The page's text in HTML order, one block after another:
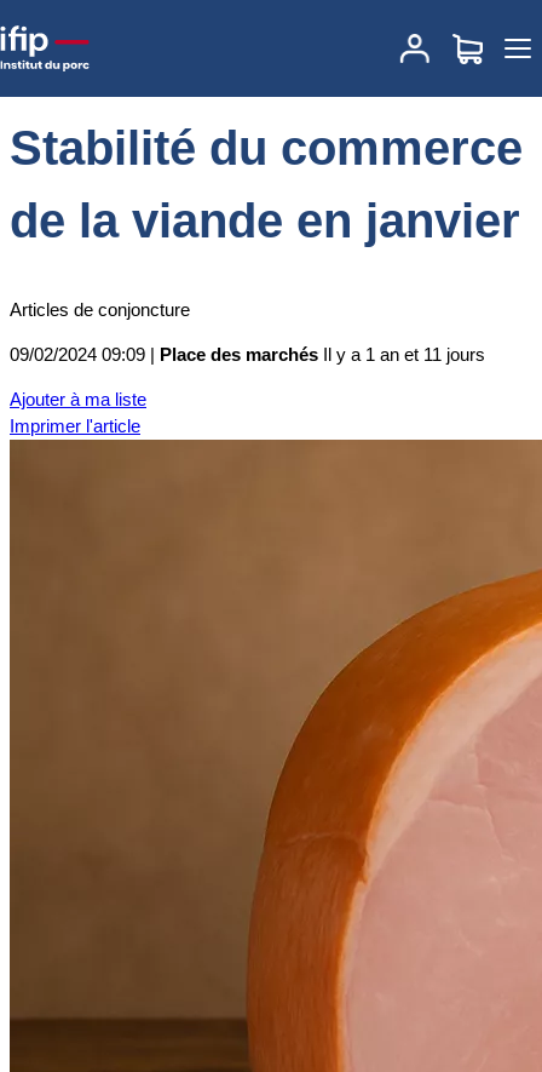
Accueil Actualités des marchés
Stabilité du
commerce de la viande en janvier
Stabilité du commerce
de la viande en janvier
Articles de conjoncture
09/02/2024 09:09 | Place des marchés Il y a 1 an et 11 jours
Ajouter à ma liste
Imprimer l'article